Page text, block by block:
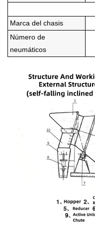
Marca del chasis
Número de
neumáticos